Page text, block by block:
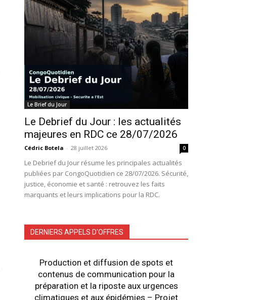
Le Brief du Jour
Le Debrief du Jour : les actualités
majeures en RDC ce 28/07/2026
Cédric Botela - 28 juillet 2026 0
Le Debrief du Jour résume les principales actualités
publiées par CongoQuotidien ce 28/07/2026. Sécurité,
justice, économie et santé : retrouvez les faits
marquants et leurs implications pour la RDC.
DERNIERS APPELS D'OFFRES
Production et diffusion de spots et
contenus de communication pour la
préparation et la riposte aux urgences
climatiques et aux épidémies – Projet